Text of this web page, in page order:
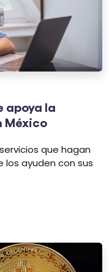
apoya la
México
que hagan
los ayuden con sus